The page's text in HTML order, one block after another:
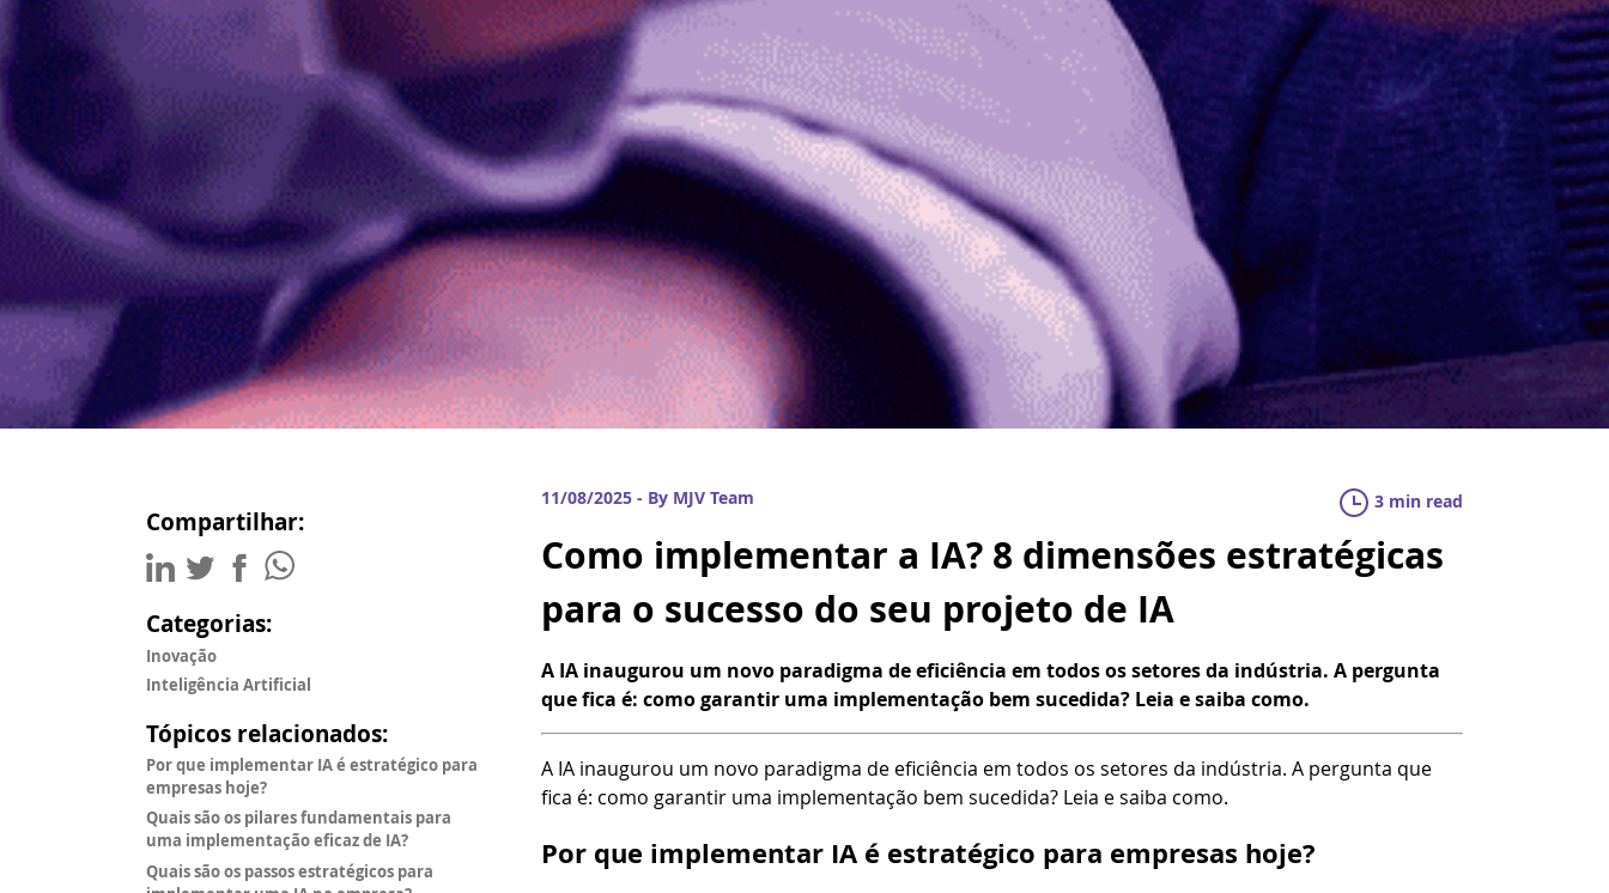
Compartilhar:
Categorias:
Inovação
Inteligência Artificial
Tópicos relacionados:
Por que implementar IA é estratégico para
empresas hoje?
Quais são os pilares fundamentais para
uma implementação eficaz de IA?
Quais são os passos estratégicos para
11/08/2025 - By MJV Team 3 min read
Como implementar a IA? 8 dimensões estratégicas
para o sucesso do seu projeto de IA
A IA inaugurou um novo paradigma de eficiência em todos os setores da indústria. A pergunta
que fica é: como garantir uma implementação bem sucedida? Leia e saiba como.
A IA inaugurou um novo paradigma de eficiência em todos os setores da indústria. A pergunta que
fica é: como garantir uma implementação bem sucedida? Leia e saiba como.
Por que implementar IA é estratégico para empresas hoje?